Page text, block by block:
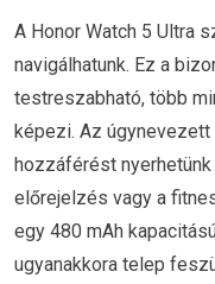
A Honor Watch 5 Ultra
navigálhatunk. Ez a
testreszabható, több
képezi. Az úgynevezett
hozzáférést
előrejelzés vagy a
egy 480 mAh
ugyanakkora telep